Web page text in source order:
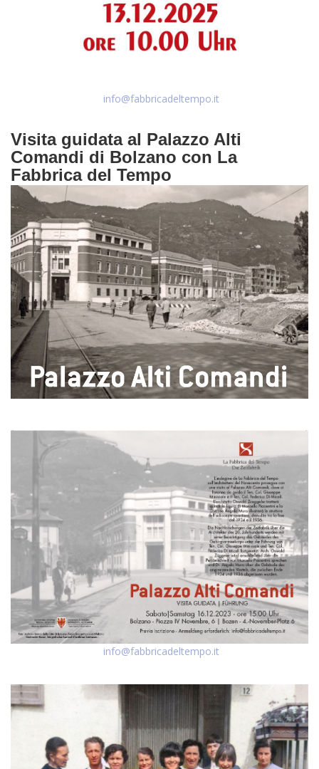
info@fabbricadeltempo.it
Visita guidata al Palazzo Alti
Comandi di Bolzano con La
Fabbrica del Tempo
info@fabbricadeltempo.it